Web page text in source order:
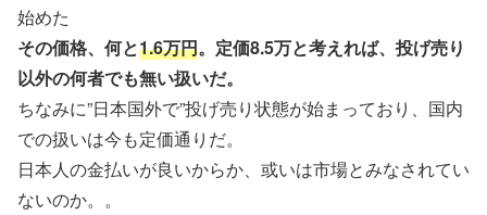
始めた
その価格、何と1.6万円。定価8.5万と考えれば、投げ売り
以外の何者でも無い扱いだ。
ちなみに”日本国外で”投げ売り状態が始まっており、国内
での扱いは今も定価通りだ。
日本人の金払いが良いからか、或いは市場とみなされてい
ないのか。。